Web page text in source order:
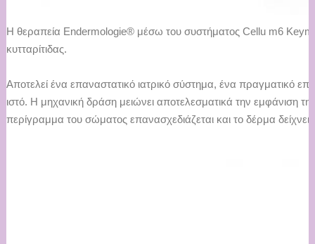
Η θεραπεία Endermologie® μέσω του συστήματος Cellu m6
κυτταρίτιδας.
Αποτελεί ένα επαναστατικό ιατρικό σύστημα, ένα πραγματικό
ιστό. Η μηχανική δράση μειώνει αποτελεσματικά την εμφάνιση
περίγραμμα του σώματος επανασχεδιάζεται και το δέρμα δείχνει